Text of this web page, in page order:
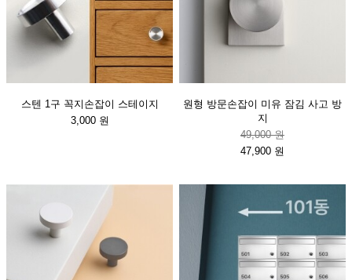
스텐 1구 꼭지손잡이 스테이지
3,000 원
원형 방문손잡이 미유 잠김 사고 방
지
49,000 원
47,900 원